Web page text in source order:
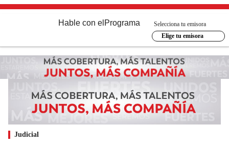
Hable con el Programa
Selecciona tu emisora
Elige tu emisora
Judicial